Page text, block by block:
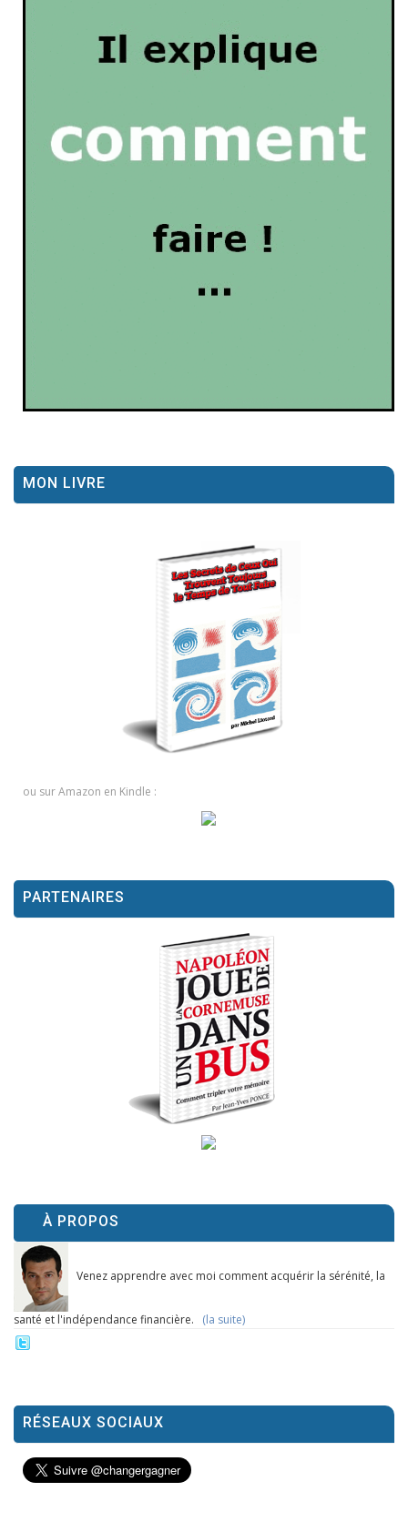
MON LIVRE
ou sur Amazon en Kindle :
PARTENAIRES
À PROPOS
Venez apprendre avec moi comment acquérir la sérénité, la
santé et l'indépendance financière. (la suite)
RÉSEAUX SOCIAUX